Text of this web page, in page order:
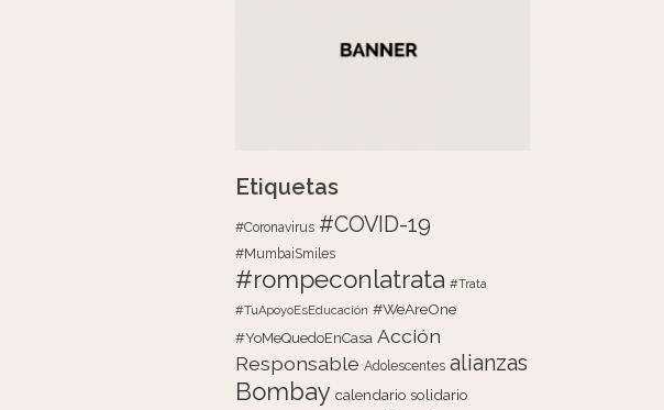
Etiquetas
#Coronavirus #COVID-19
#MumbaiSmiles
#rompeconlatrata #Trata
#TuApoyoEsEducación #WeAreOne
#YoMeQuedoEnCasa Acción
Responsable Adolescentes alianzas
Bombay calendario solidario